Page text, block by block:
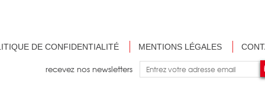
DE CONFIDENTIALITÉ MENTIONS LÉGALES
recevez nos newsletters